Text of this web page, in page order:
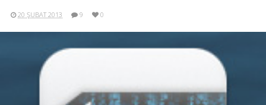
20 ŞUBAT 2013 9 0